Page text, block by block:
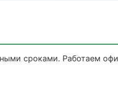
сроками. Работаем